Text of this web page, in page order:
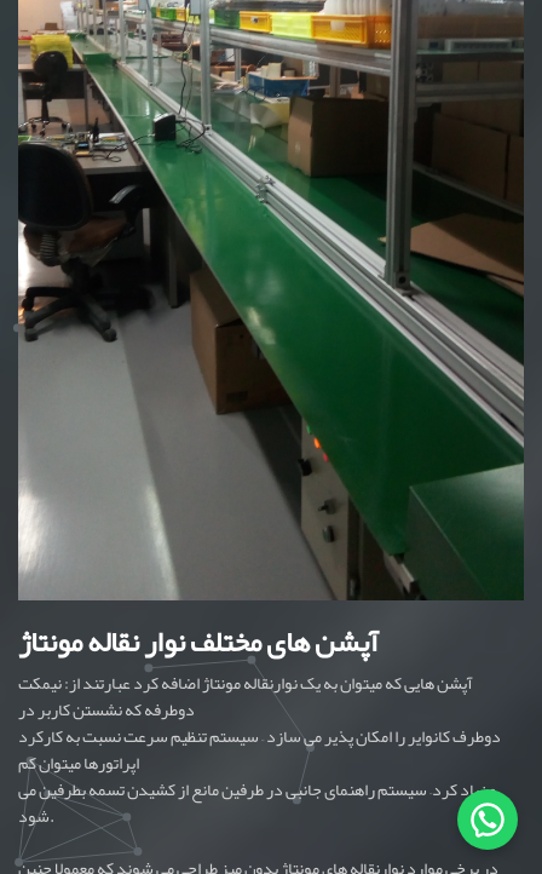
آپشن های مختلف نوار نقاله مونتاژ
آپشن هایی که میتوان به یک نوارنقاله مونتاژ اضافه کرد عبارتند از: نیمکت
دوطرفه که نشستن کاربر در
دوطرف کانوایر را امکان پذیر می سازد – سیستم تنظیم سرعت نسبت به کارکرد
اپراتورها میتوان کم
و زیاد کرد– سیستم راهنمای جانبی در طرفین مانع از کشیدن تسمه بطرفین می
شود.